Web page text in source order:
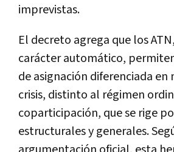
imprevistas.
El decreto agrega que los
carácter automático,
de asignación diferenciada
crisis, distinto al régimen
coparticipación, que se rige
estructurales y generales.